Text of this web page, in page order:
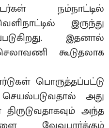
நம்நாட்டில்
இருந்து
இதனால்
கூடுதலாக
பொருத்தப்பட்டு
அது
அந்த